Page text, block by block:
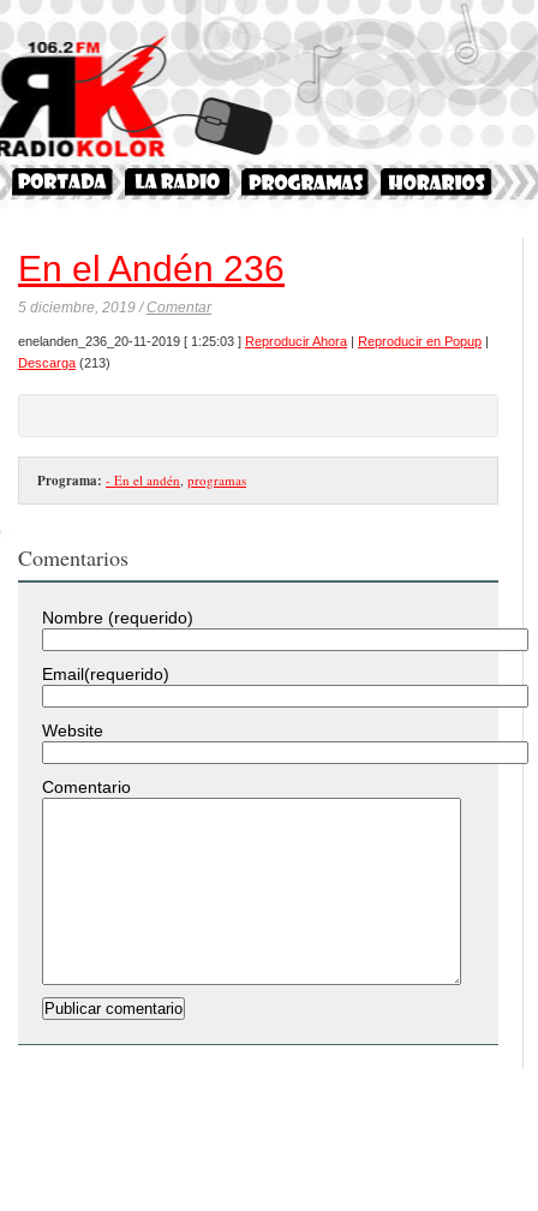
En el Andén 236
5 diciembre, 2019 /Comentar
enelanden_236_20-11-2019 [ 1:25:03 ] Reproducir Ahora | Reproducir en Popup |
Descarga (213)
Programa: - En el andén, programas
Comentarios
Nombre (requerido)
Email(requerido)
Website
Comentario